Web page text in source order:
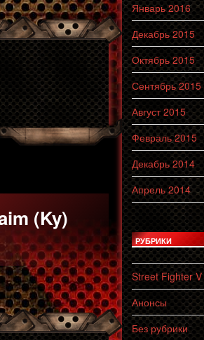
(Ky)
Январь 2016
Декабрь 2015
Октябрь 2015
Сентябрь 2015
Август 2015
Февраль 2015
Декабрь 2014
Апрель 2014
РУБРИКИ
Street Fighter V
Анонсы
Без рубрики